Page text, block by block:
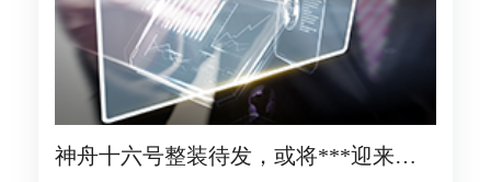
神舟十六号整装待发，或将***迎来非